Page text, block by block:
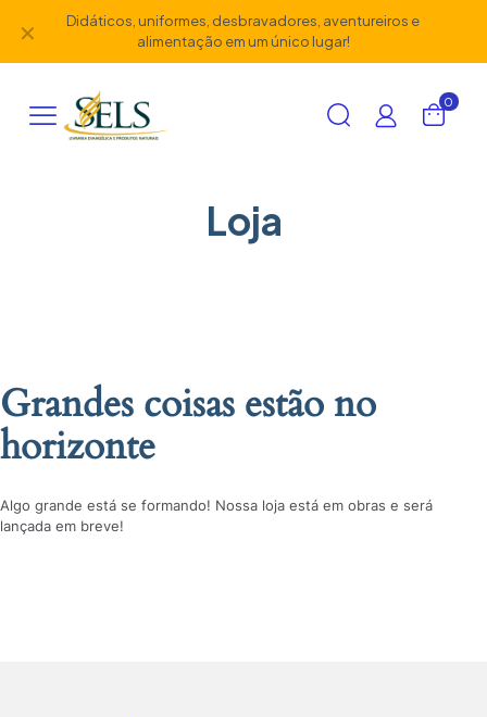
Didáticos, uniformes, desbravadores, aventureiros e
alimentação em um único lugar!
✕
0
Loja
Grandes coisas estão no
horizonte
Algo grande está se formando! Nossa loja está em obras e será
lançada em breve!